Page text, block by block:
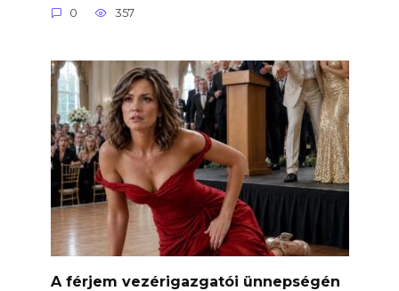
0 357
A férjem vezérigazgatói ünnepségén